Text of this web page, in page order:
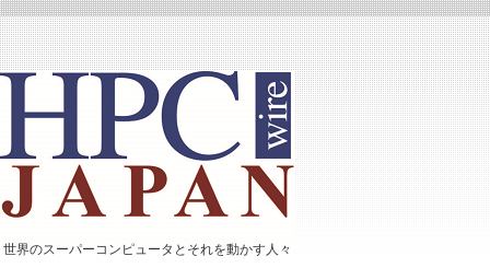
世界のスーパーコンピュータとそれを動かす人々